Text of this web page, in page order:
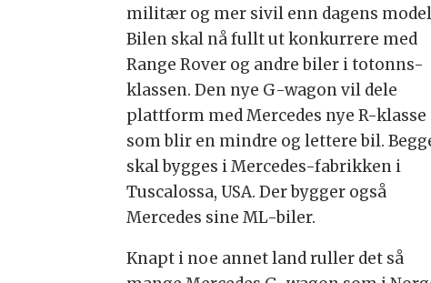
militær og mer sivil enn dagens
Bilen skal nå fullt ut konkurrere med
Range Rover og andre biler i totonns-
klassen. Den nye G-wagon vil dele
plattform med Mercedes nye R-klasse
som blir en mindre og lettere bil.
skal bygges i Mercedes-fabrikken i
Tuscalossa, USA. Der bygger også
Mercedes sine ML-biler.
Knapt i noe annet land ruller det så